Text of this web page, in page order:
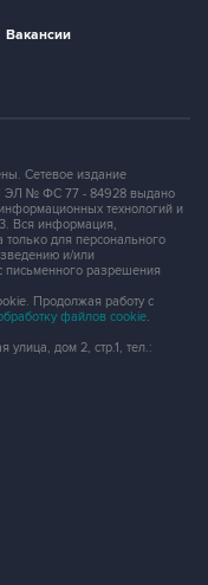
Вакансии
Сетевое издание
ЭЛ № ФС 77 - 84928 выдано
технологий и
Вся информация,
для персонального
и/или
письменного разрешения
Продолжая работу с
файлов cookie.
улица, дом 2, стр.1, тел.: